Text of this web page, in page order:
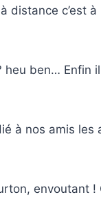
distance c’est à
heu ben… Enfin
à nos amis les
envoutant